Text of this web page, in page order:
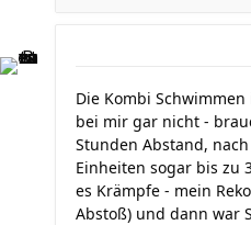
Die Kombi
bei mir gar nicht -
Stunden Abstand,
Einheiten sogar bis zu
es Krämpfe - mein
Abstoß) und dann war